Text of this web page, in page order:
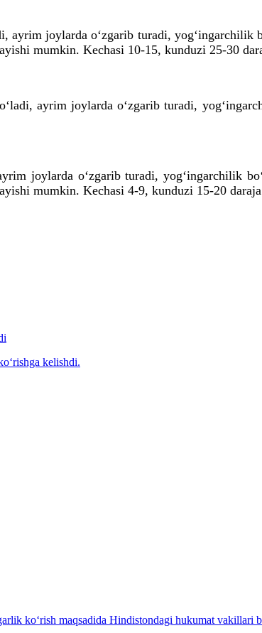
joylarda o‘zgarib turadi, yog‘ingarchilik
mumkin. Kechasi 10-15, kunduzi 25-30
ayrim joylarda o‘zgarib turadi,
joylarda o‘zgarib turadi, yog‘ingarchilik
mumkin. Kechasi 4-9, kunduzi 15-20
kelishdi.
ko‘rish maqsadida Hindistondagi hukumat